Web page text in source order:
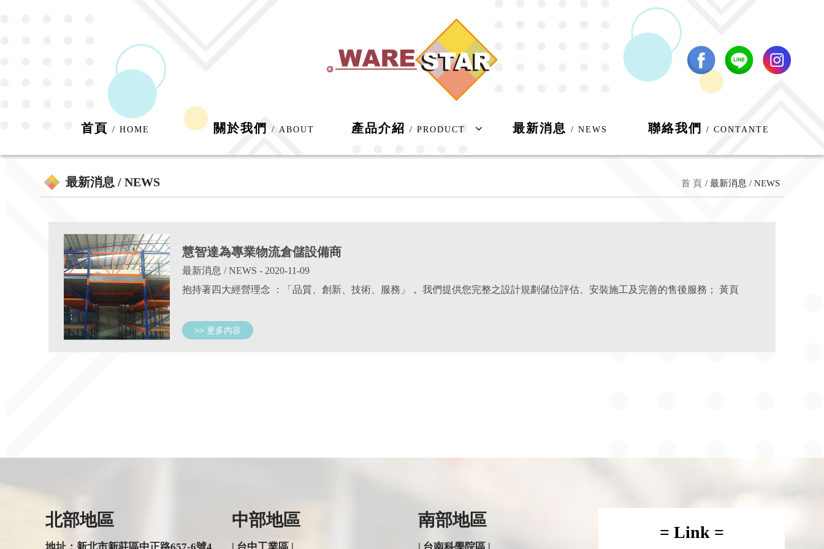
首頁/ HOME 關於我們 / ABOUT 產品介紹 / PRODUCT 最新消息/ NEWS 聯絡我們 / CONTANTE
最新消息 / NEWS 首 頁 最新消息 / NEWS
慧智達為專業物流倉儲設備商
最新消息 / NEWS - 2020-11-09
抱持著四大經營理念 ：「品質、創新、技術、服務」， 我們提供您完整之設計規劃儲位評估、安裝施工及完善的售後服務； 黃頁
>> 更多內容
北部地區 中部地區 南部地區
= Link =